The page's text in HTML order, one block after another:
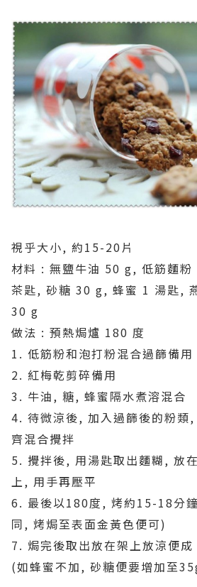
視乎大小, 約15-20片
材料 : 無鹽牛油 50 g, 低筋麵
茶匙, 砂糖 30 g, 蜂蜜 1 湯匙,
30 g
做法 : 預熱焗爐 180 度
1. 低筋粉和泡打粉混合過篩備用
2. 紅梅乾剪碎備用
3. 牛油, 糖, 蜂蜜隔水煮溶混合
4. 待微涼後, 加入過篩後的粉類
齊混合攪拌
5. 攪拌後, 用湯匙取出麵糊, 放
上, 用手再壓平
6. 最後以180度, 烤約15-18分
同, 烤焗至表面金黃色便可)
7. 焗完後取出放在架上放涼便成
(如蜂蜜不加, 砂糖便要增加至